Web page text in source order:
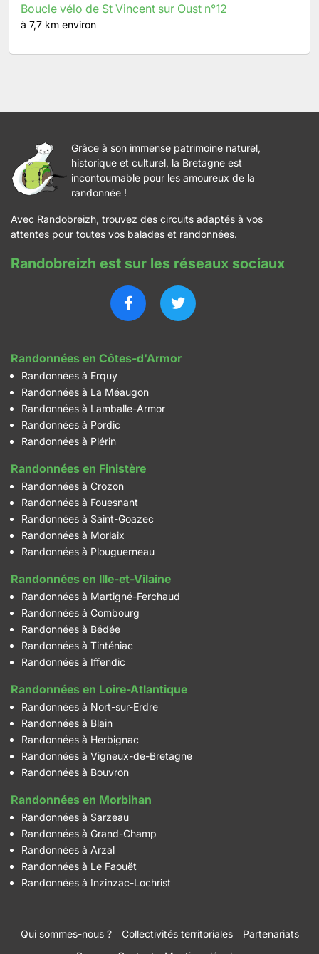
Boucle vélo de St Vincent sur Oust n°12
à 7,7 km environ
Grâce à son immense patrimoine naturel,
historique et culturel, la Bretagne est
incontournable pour les amoureux de la
randonnée !
Avec Randobreizh, trouvez des circuits adaptés à vos
attentes pour toutes vos balades et randonnées.
Randobreizh est sur les réseaux sociaux
Randonnées en Côtes-d'Armor
Randonnées à Erquy
Randonnées à La Méaugon
Randonnées à Lamballe-Armor
Randonnées à Pordic
Randonnées à Plérin
Randonnées en Finistère
Randonnées à Crozon
Randonnées à Fouesnant
Randonnées à Saint-Goazec
Randonnées à Morlaix
Randonnées à Plouguerneau
Randonnées en Ille-et-Vilaine
Randonnées à Martigné-Ferchaud
Randonnées à Combourg
Randonnées à Bédée
Randonnées à Tinténiac
Randonnées à Iffendic
Randonnées en Loire-Atlantique
Randonnées à Nort-sur-Erdre
Randonnées à Blain
Randonnées à Herbignac
Randonnées à Vigneux-de-Bretagne
Randonnées à Bouvron
Randonnées en Morbihan
Randonnées à Sarzeau
Randonnées à Grand-Champ
Randonnées à Arzal
Randonnées à Le Faouët
Randonnées à Inzinzac-Lochrist
Qui sommes-nous ? Collectivités territoriales
Partenariats